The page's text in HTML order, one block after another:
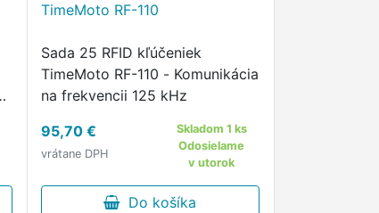
TimeMoto RF-110
Sada 25 RFID kľúčeniek
TimeMoto RF-110 - Komunikácia
na frekvencii 125 kHz
95,70 €
vrátane DPH
Skladom 1 ks
Odosielame
v utorok
Do košíka